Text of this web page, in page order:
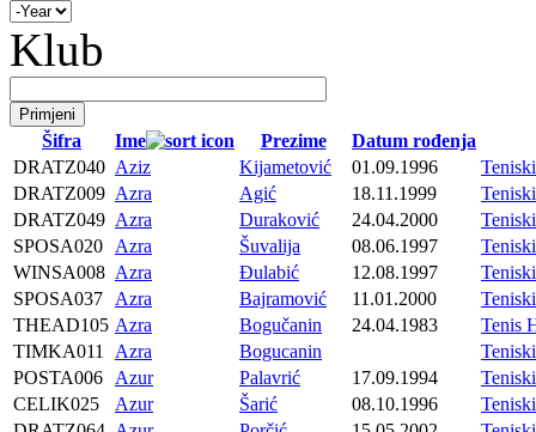
Klub
Šifra Ime Prezime
Datum rođenja
DRATZ040 Aziz Kijametović 01.09.1996
DRATZ009 Azra Agić 18.11.1999
DRATZ049 Azra Duraković 24.04.2000
SPOSA020
Azra Šuvalija 08.06.1997
WINSA008 Azra Đulabić 12.08.1997
SPOSA037
Azra Bajramović 11.01.2000
THEAD105 Azra Bogučanin 24.04.1983
Tenis
TIMKA011
Azra Bogucanin
POSTA006
Azur Palavrić 17.09.1994
CELIK025
Azur Šarić 08.10.1996